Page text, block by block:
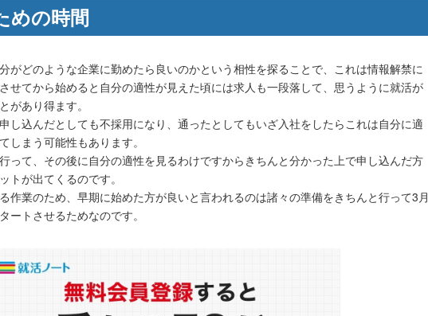
めの時間
がどのような企業に勤めたら良いのかという相性を探ることで、これは情報解禁に
せてから始めると自分の適性が見えた頃には求人も一段落して、思うように就活が
があり得ます。
し込んだとしても不採用になり、通ったとしてもいざ入社をしたらこれは自分に適
しまう可能性もあります。
って、その後に自分の適性を見るわけですからきちんと分かった上で申し込んだ方
トが出てくるのです。
作業のため、早期に始めた方が良いと言われるのは諸々の準備をきちんと行って3月
ートさせるためなのです。